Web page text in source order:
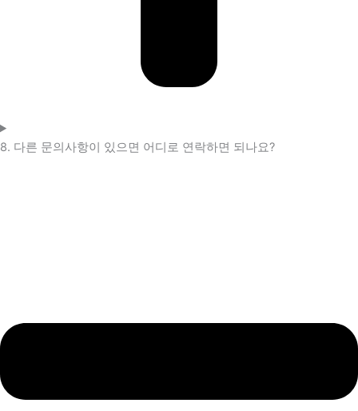
8. 다른 문의사항이 있으면 어디로 연락하면 되나요?